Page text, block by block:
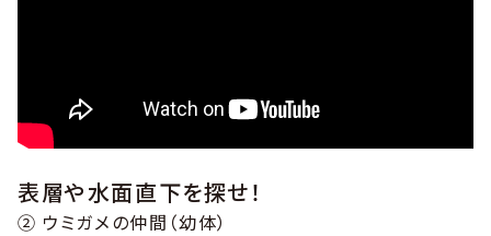
表層や水面直下を探せ！
② ウミガメの仲間（幼体）